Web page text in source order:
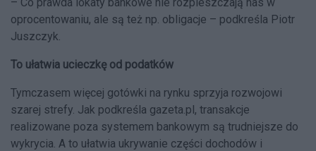
oprocentowaniu, ale są też np. obligacje – podkreśla Piotr
Juszczyk.
To ułatwia ucieczkę od podatków
Tymczasem więcej gotówki na rynku sprzyja rozwojowi
szarej strefy. Jak podkreśla gazeta.pl, transakcje
realizowane poza systemem bankowym są trudniejsze do
wykrycia. A to ułatwia ukrywanie części dochodów i